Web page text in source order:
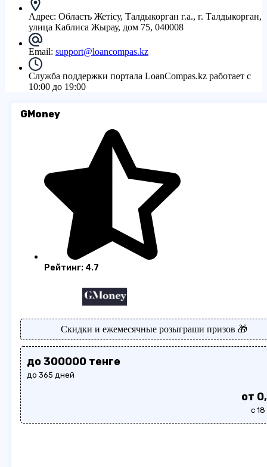
Адрес: Область Жетісу, Талдыкорган г.а., г. Талдыкорган,
улица Каблиса Жырау, дом 75, 040008
Email: support@loancompas.kz
Служба поддержки портала LoanCompas.kz работает с
10:00 до 19:00
GMoney
Рейтинг: 4.7
Скидки и ежемесячные розыграши призов 🎁
до 300000 тенге
до 365 дней
от
с